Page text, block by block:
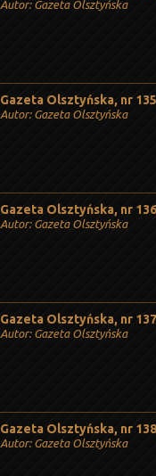
Autor: Gazeta Olsztyńska
Gazeta Olsztyńska, nr
Autor: Gazeta Olsztyńska
Gazeta Olsztyńska, nr
Autor: Gazeta Olsztyńska
Gazeta Olsztyńska, nr
Autor: Gazeta Olsztyńska
Gazeta Olsztyńska, nr
Autor: Gazeta Olsztyńska